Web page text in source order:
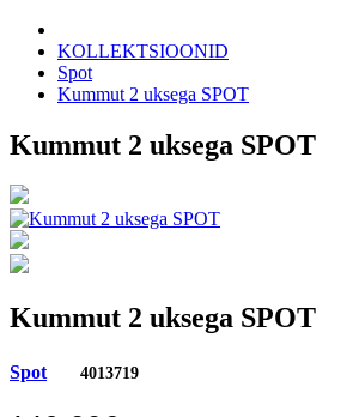
KOLLEKTSIOONID
Spot
Kummut 2 uksega SPOT
Kummut 2 uksega SPOT
Kummut 2 uksega SPOT
Spot 4013719